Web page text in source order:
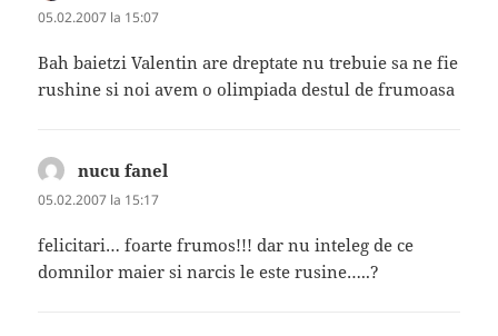
05.02.2007 la 15:07
Bah baietzi Valentin are dreptate nu trebuie sa ne fie
rushine si noi avem o olimpiada destul de frumoasa
nucu fanel
05.02.2007 la 15:17
felicitari… foarte frumos!!! dar nu inteleg de ce
domnilor maier si narcis le este rusine…..?